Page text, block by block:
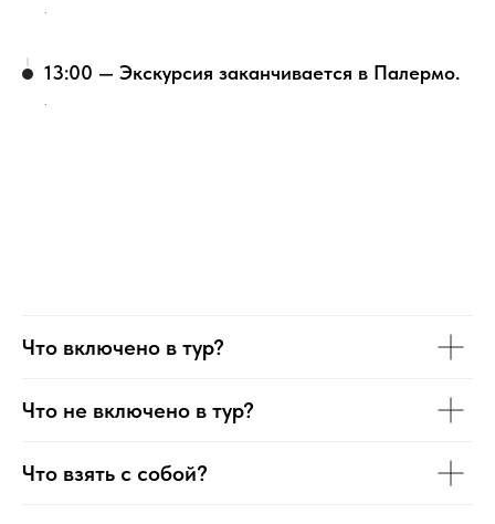
.
13:00 — Экскурсия заканчивается в Палермо.
.
Что включено в тур?
Что не включено в тур?
Что взять с собой?